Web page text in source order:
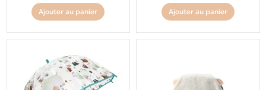
Ajouter au panier Ajouter au panier